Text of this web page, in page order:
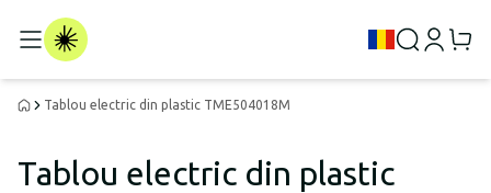
Tablou electric din plastic TME504018M
Tablou electric din plastic